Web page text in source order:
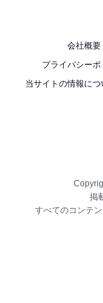
会社概要
プライバシーポ
当サイトの情報に
掲
すべてのコンテ